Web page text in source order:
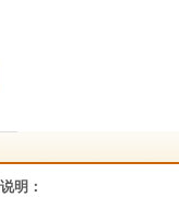
明：